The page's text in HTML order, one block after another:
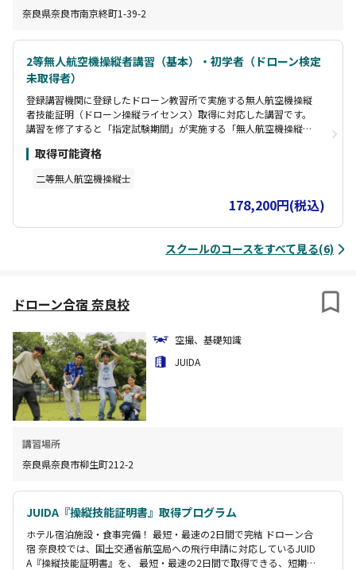
奈良県奈良市南京終町1-39-2
2等無人航空機操縦者講習（基本）・初学者（ドローン検定
未取得者）
登録講習機関に登録したドローン教習所で実施する無人航空機操縦
者技能証明（ドローン操縦ライセンス）取得に対応した講習です。
講習を修了すると「指定試験期間」が実施する「無人航空機操縦試
取得可能資格
二等無人航空機操縦士
178,200円(税込)
スクールのコースをすべて見る(6)
ドローン合宿 奈良校
空撮、基礎知識
JUIDA
講習場所
奈良県奈良市柳生町212-2
JUIDA『操縦技能証明書』取得プログラム
ホテル宿泊施設・食事完備！ 最短・最速の2日間で完結 ドローン合
宿 奈良校では、国土交通省航空局への飛行申請に対応しているJUID
A『操縦技能証明書』を、 最短・最速の2日間で取得できる、短期集